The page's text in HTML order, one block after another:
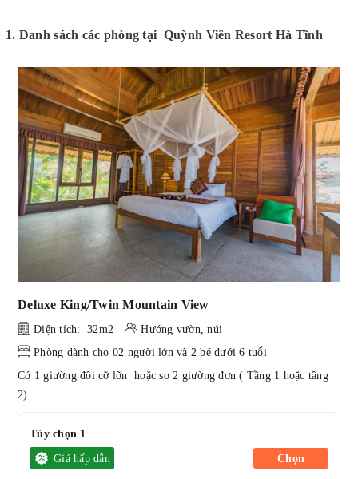
1. Danh sách các phòng tại Quỳnh Viên Resort Hà Tĩnh
Deluxe King/Twin Mountain View
Diện tích: 32m2
Hướng vườn, núi
Phòng dành cho 02 người lớn và 2 bé dưới 6 tuổi
Có 1 giường đôi cỡ lỡn hoặc so 2 giường đơn ( Tầng 1 hoặc tầng
2)
Tùy chọn 1
Giá hấp dẫn Chọn